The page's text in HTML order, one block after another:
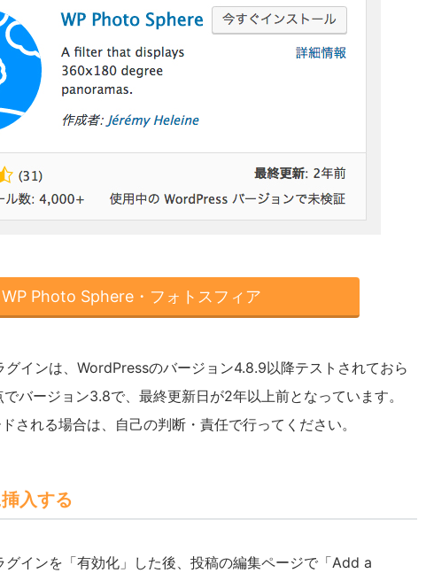
WP Photo Sphere・フォトスフィア
インは、WordPressのバージョン4.8.9以降テストされておら
バージョン3.8で、最終更新日が2年以上前となっています。
される場合は、自己の判断・責任で行ってください。
入する
インを「有効化」した後、投稿の編集ページで「Add a